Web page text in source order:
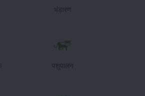
भंडारण
पशुपालन